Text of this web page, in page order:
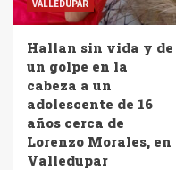
VALLEDUPAR
Hallan sin vida y de
un golpe en la
cabeza a un
adolescente de 16
años cerca de
Lorenzo Morales, en
Valledupar